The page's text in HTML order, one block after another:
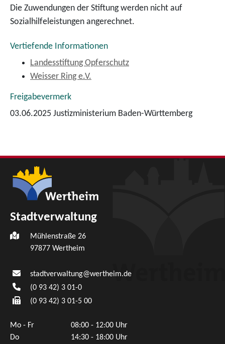
Die Zuwendungen der Stiftung werden nicht auf
Sozialhilfeleistungen angerechnet.
Vertiefende Informationen
Landesstiftung Opferschutz
Weisser Ring e.V.
Freigabevermerk
03.06.2025 Justizministerium Baden-Württemberg
Stadtverwaltung
Mühlenstraße 26
97877 Wertheim
stadtverwaltung@wertheim.de
(0 93 42) 3 01-0
(0 93 42) 3 01-5 00
Mo - Fr
08:00 - 12:00 Uhr
Do
14:30 - 18:00 Uhr